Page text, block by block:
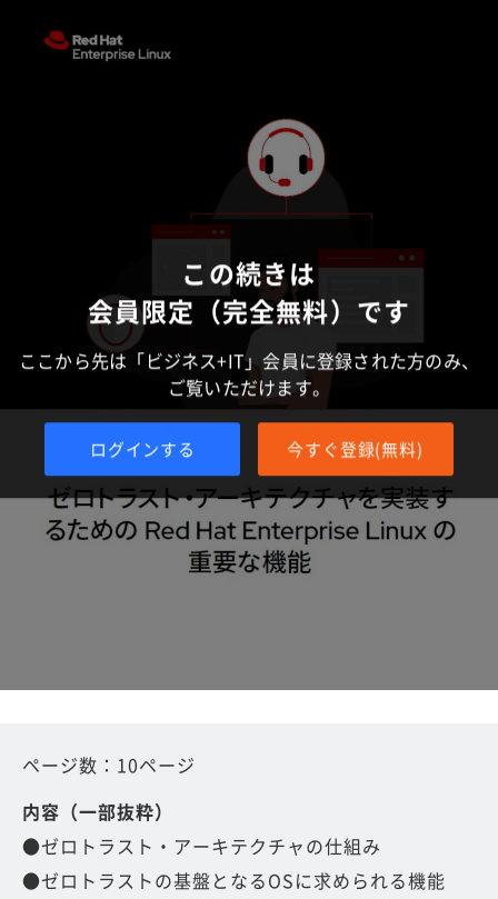
この続きは
会員限定（完全無料）です
ここから先は「ビジネス+IT」会員に登録された方のみ、
ご覧いただけます。
ログインする 今すぐ登録(無料)
ページ数：10ページ
内容（一部抜粋）
●ゼロトラスト・アーキテクチャの仕組み
●ゼロトラストの基盤となるOSに求められる機能